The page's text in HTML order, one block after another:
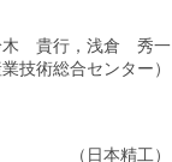
鈴木 貴行，浅倉 秀一
業技術総合センター）
（日本精工）